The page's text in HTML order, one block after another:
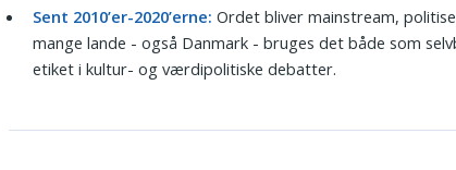
Sent 2010’er-2020’erne: Ordet bliver mainstream,
mange lande - også Danmark - bruges det både som
etiket i kultur- og værdipolitiske debatter.